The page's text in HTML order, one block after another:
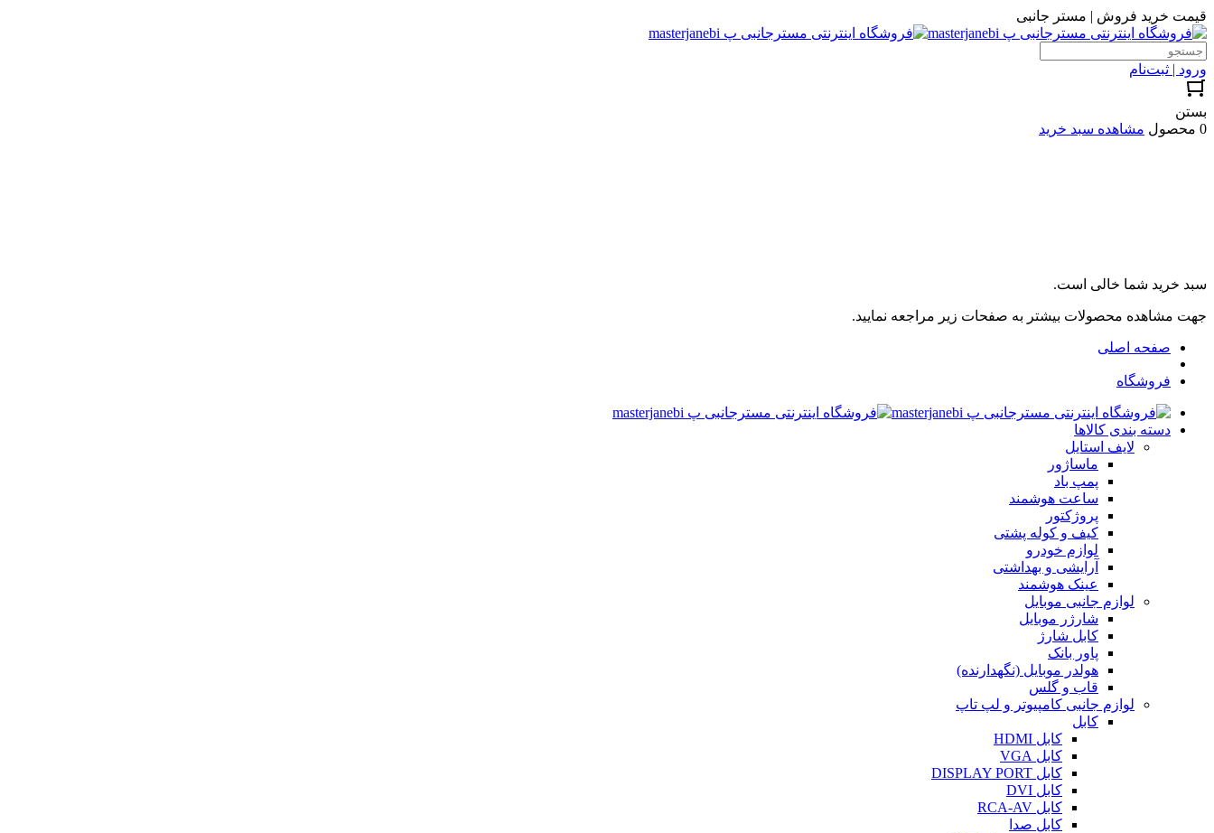
قیمت خرید فروش | مستر جانبی
ورود | ثبت‌نام
بستن
0 محصول
مشاهده سبد خرید
سبد خرید شما خالی است.
جهت مشاهده محصولات بیشتر به صفحات زیر مراجعه نمایید.
صفحه اصلی
فروشگاه
دسته بندی کالاها
لایف استایل
ماساژور
پمپ باد
ساعت هوشمند
پروژکتور
کیف و کوله پشتی
لوازم خودرو
آرایشی و بهداشتی
عینک هوشمند
لوازم جانبی موبایل
شارژر موبایل
کابل شارژ
پاور بانک
هولدر موبایل (نگهدارنده)
قاب و گلس
لوازم جانبی کامپیوتر و لپ تاپ
کابل
کابل HDMI
کابل VGA
کابل DISPLAY PORT
کابل DVI
کابل RCA-AV
کابل صدا